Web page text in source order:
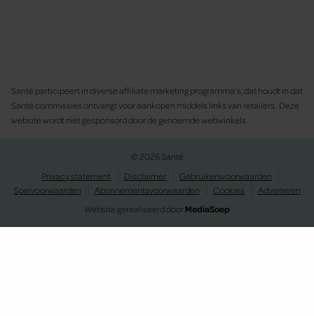
Santé participeert in diverse affiliate marketing programma’s, dat houdt in dat
Santé commissies ontvangt voor aankopen middels links van retailers. Deze
website wordt niet gesponsord door de genoemde webwinkels.
© 2026 Santé
Privacy statement
Disclaimer
Gebruikersvoorwaarden
Spelvoorwaarden
Abonnementsvoorwaarden Cookies
Adverteren
Website gerealiseerd doorMediaSoep